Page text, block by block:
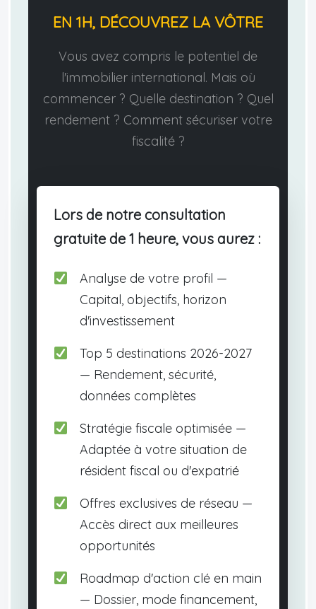
EN 1H, DÉCOUVREZ LA VÔTRE
Vous avez compris le potentiel de
l'immobilier international. Mais où
commencer ? Quelle destination ? Quel
rendement ? Comment sécuriser votre
fiscalité ?
Lors de notre consultation
gratuite de 1 heure, vous aurez :
Analyse de votre profil —
Capital, objectifs, horizon
d'investissement
Top 5 destinations 2026-2027
— Rendement, sécurité,
données complètes
Stratégie fiscale optimisée —
Adaptée à votre situation de
résident fiscal ou d'expatrié
Offres exclusives de réseau —
Accès direct aux meilleures
opportunités
Roadmap d'action clé en main
— Dossier, mode financement,